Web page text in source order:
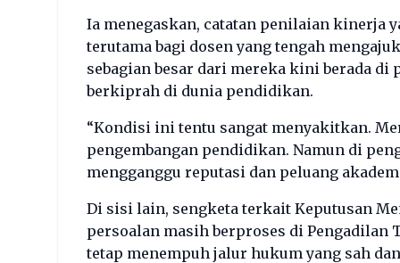
Ia menegaskan, catatan penilaian kinerja
terutama bagi dosen yang tengah
sebagian besar dari mereka kini berada di
berkiprah di dunia pendidikan.
“Kondisi ini tentu sangat menyakitkan.
pengembangan pendidikan. Namun di
mengganggu reputasi dan peluang
Di sisi lain, sengketa terkait Keputusan
persoalan masih berproses di Pengadilan
tetap menempuh jalur hukum yang sah